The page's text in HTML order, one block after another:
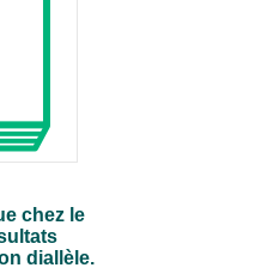
chez le
diallèle.